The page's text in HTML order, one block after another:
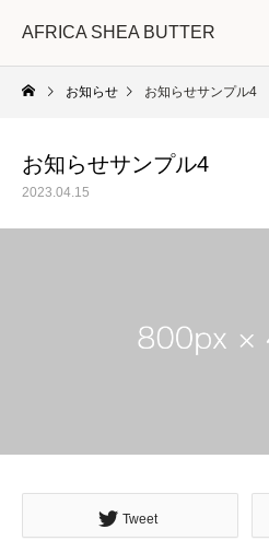
AFRICA SHEA BUTTER
お知らせ お知らせサンプル4
お知らせサンプル4
2023.04.15
Tweet